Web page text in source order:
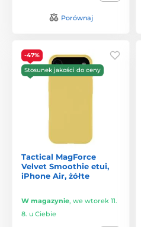
Porównaj
-47%
Stosunek jakości do ceny
Tactical MagForce
Velvet Smoothie etui,
iPhone Air, żółte
W magazynie, we wtorek 11.
8. u Ciebie